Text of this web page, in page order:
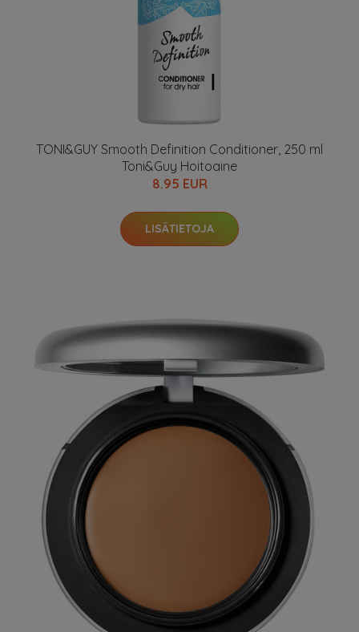
TONI&GUY Smooth Definition Conditioner, 250 ml
Toni&Guy Hoitoaine
8.95 EUR
LISÄTIETOJA